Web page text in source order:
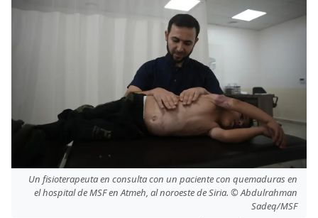
Un fisioterapeuta en consulta con un paciente con quemaduras en
el hospital de MSF en Atmeh, al noroeste de Siria. © Abdulrahman
Sadeq/MSF